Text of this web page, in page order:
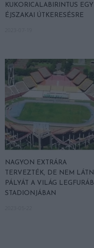
KUKORICALABIRINTUS EGY
ÉJSZAKAI ÚTKERESÉSRE
NAGYON EXTRÁRA
TERVEZTÉK, DE NEM
PÁLYÁT A VILÁG
STADIONJÁBAN